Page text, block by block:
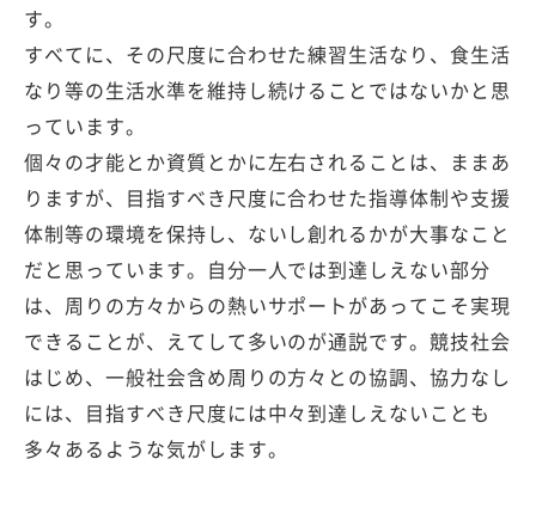
す。
すべてに、その尺度に合わせた練習生活なり、食生活
なり等の生活水準を維持し続けることではないかと思
っています。
個々の才能とか資質とかに左右されることは、ままあ
りますが、目指すべき尺度に合わせた指導体制や支援
体制等の環境を保持し、ないし創れるかが大事なこと
だと思っています。自分一人では到達しえない部分
は、周りの方々からの熱いサポートがあってこそ実現
できることが、えてして多いのが通説です。競技社会
はじめ、一般社会含め周りの方々との協調、協力なし
には、目指すべき尺度には中々到達しえないことも
多々あるような気がします。